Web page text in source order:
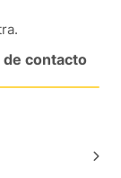
de contacto